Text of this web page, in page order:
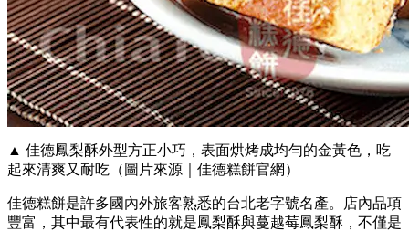
▲ 佳德鳳梨酥外型方正小巧，表面烘烤成均勻的金黃色，吃
起來清爽又耐吃（圖片來源｜佳德糕餅官網）
佳德糕餅是許多國內外旅客熟悉的台北老字號名產。店內品項
豐富，其中最有代表性的就是鳳梨酥與蔓越莓鳳梨酥，不僅是